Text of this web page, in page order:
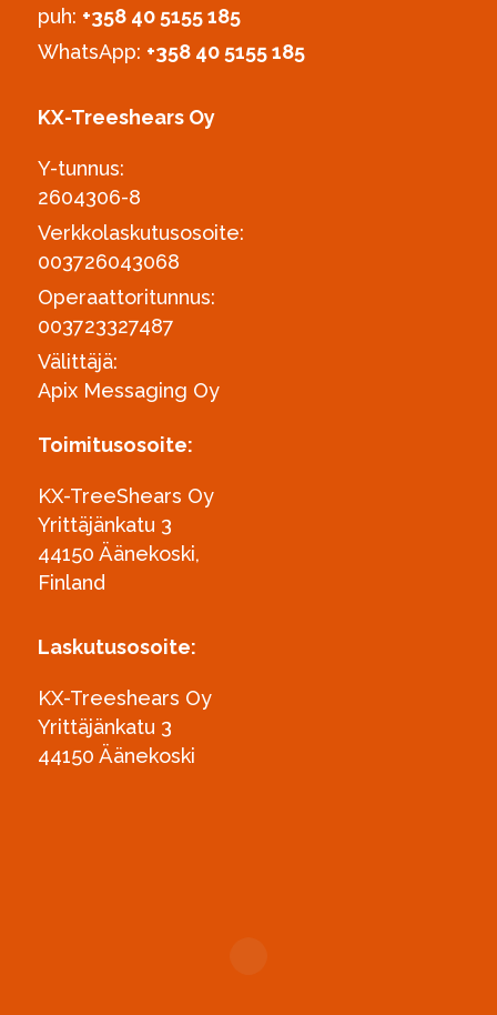
puh: ‪+358 40 5155 185‬
WhatsApp: +358 40 5155 185
KX-Treeshears Oy
Y-tunnus:
2604306-8
Verkkolaskutusosoite:
003726043068
Operaattoritunnus:
003723327487
Välittäjä:
Apix Messaging Oy
Toimitusosoite:
KX-TreeShears Oy
Yrittäjänkatu 3
44150 Äänekoski,
Finland
Laskutusosoite:
KX-Treeshears Oy
Yrittäjänkatu 3
44150 Äänekoski